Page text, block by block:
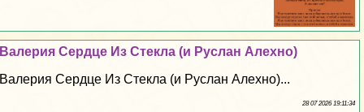
Валерия Сердце Из Стекла (и Руслан Алехно)
Валерия Сердце Из Стекла (и Руслан Алехно)...
28 07 2026 19:11:34